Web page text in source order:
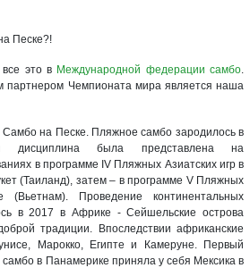
Песке?!
это в Международной федерации самбо.
партнером Чемпионата мира является наша
Самбо на Песке. Пляжное самбо зародилось в
дисциплина была представлена на
в программе IV Пляжных Азиатских игр в
(Таиланд), затем – в программе V Пляжных
(Вьетнам). Проведение континентальных
в 2017 в Африке - Сейшельские острова
традиции. Впоследствии африканские
Марокко, Египте и Камеруне. Первый
в Панамерике приняла у себя Мексика в